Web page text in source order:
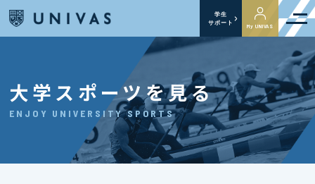
学生
サポート
My UNIVAS
大学スポーツを見る
ENJOY UNIVERSITY SPORTS